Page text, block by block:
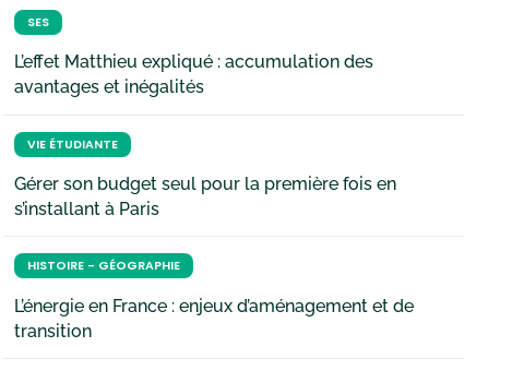
SES
L’effet Matthieu expliqué : accumulation des
avantages et inégalités
VIE ÉTUDIANTE
Gérer son budget seul pour la première fois en
s’installant à Paris
HISTOIRE - GÉOGRAPHIE
L’énergie en France : enjeux d’aménagement et de
transition